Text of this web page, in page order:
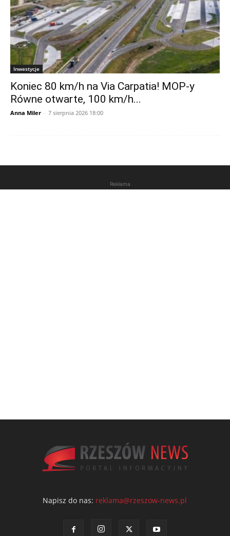
Inwestycje
Koniec 80 km/h na Via Carpatia! MOP-y
Równe otwarte, 100 km/h...
Anna Miler - 7 sierpnia 2026 18:00
Reklama
Napisz do nas: reklama@rzeszow-news.pl